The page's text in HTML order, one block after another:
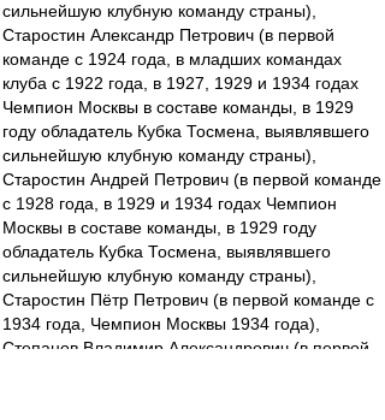
сильнейшую клубную команду страны),
Старостин Александр Петрович (в первой
команде с 1924 года, в младших командах
клуба с 1922 года, в 1927, 1929 и 1934 годах
Чемпион Москвы в составе команды, в 1929
году обладатель Кубка Тосмена, выявлявшего
сильнейшую клубную команду страны),
Старостин Андрей Петрович (в первой команде
с 1928 года, в 1929 и 1934 годах Чемпион
Москвы в составе команды, в 1929 году
обладатель Кубка Тосмена, выявлявшего
сильнейшую клубную команду страны),
Старостин Пётр Петрович (в первой команде с
1934 года, Чемпион Москвы 1934 года),
Степанов Владимир Александрович (в первой